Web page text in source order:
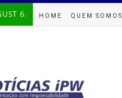
6. HOME QUEM SOMOS